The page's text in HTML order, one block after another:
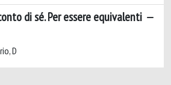
di sé. Per essere equivalenti
D